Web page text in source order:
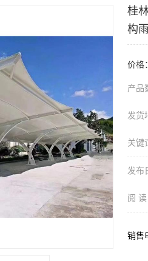
桂
构
价格
产品
发货
关键
发布
阅 读
销售